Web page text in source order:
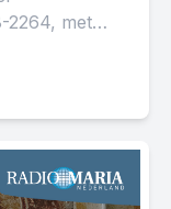
2264, met